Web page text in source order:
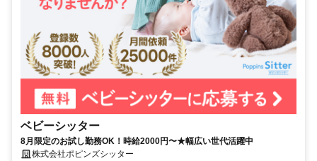
ベビーシッター
8月限定のお試し勤務OK！時給2000円〜★幅広い世代活躍中
株式会社ポピンズシッター